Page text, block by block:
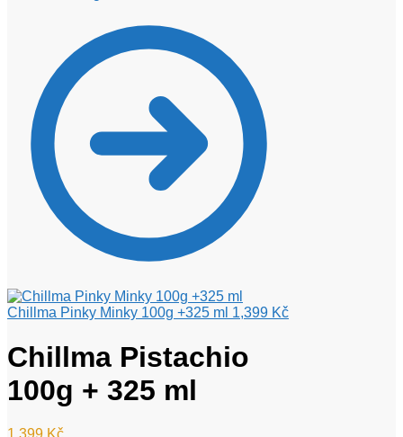
Chillma Pinky Minky 100g +325 ml 1,399 Kč
Chillma Pistachio
100g + 325 ml